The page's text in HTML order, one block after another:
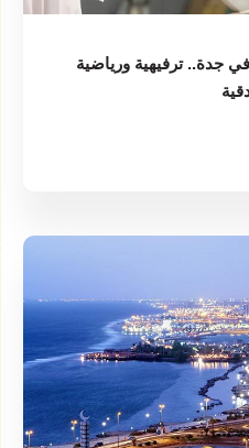
في جدة.. ترفيهية ورياضية